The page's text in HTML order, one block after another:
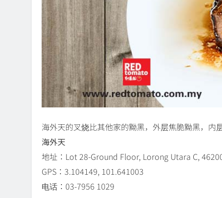
海外天的叉烧比其他家的黝黑，外层焦脆黝黑，
海外天
地址：Lot 28-Ground Floor, Lorong Utara C,
GPS：3.104149, 101.641003
电话：03-7956 1029